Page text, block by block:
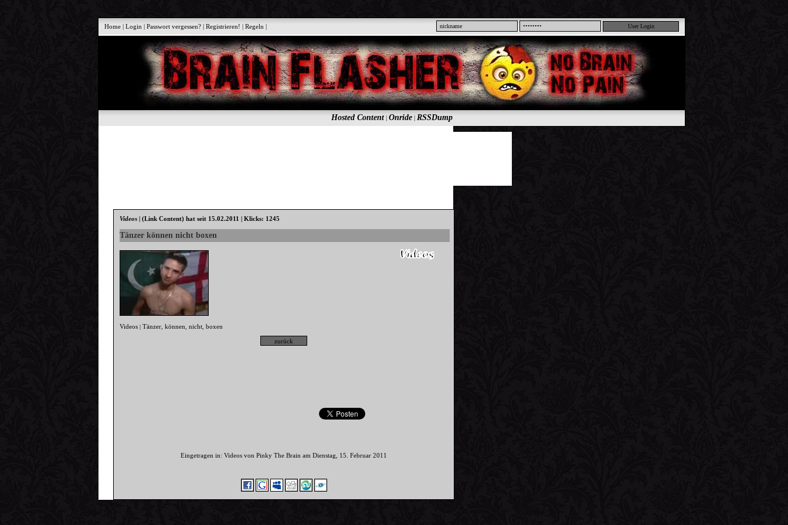
Home |Login |Passwort vergessen? |Registrieren! |Regeln |
Hosted Content| Onride| RSSDump
Videos |(Link Content) hat seit 15.02.2011 | Klicks: 1245
Tänzer können nicht boxen
Videos |Tänzer ,können ,nicht ,boxen
Eingetragen in: Videos von Pinky The Brain am Dienstag, 15. Februar 2011